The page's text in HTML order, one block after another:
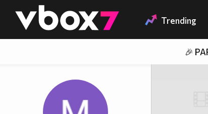
👾 Trending
🎉